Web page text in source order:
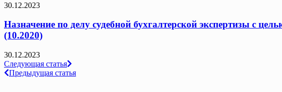
30.12.2023
Назначение по делу судебной бухгалтерской экспертизы с
(10.2020)
30.12.2023
Навигация
по
Следующая статья
Предыдущая статья